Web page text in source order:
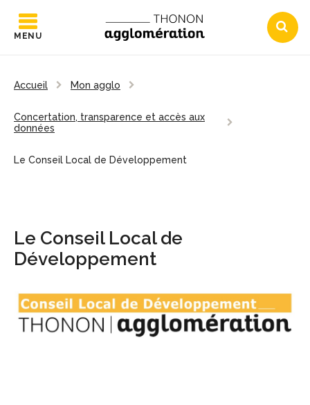
MENU
Accueil Mon agglo
Concertation, transparence et accès aux
données
Le Conseil Local de Développement
Le Conseil Local de
Développement